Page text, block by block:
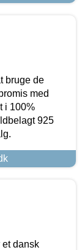
bruge de
med
i 100%
925
dansk